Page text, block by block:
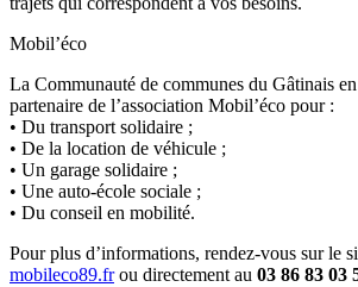
Mobil’éco
La Communauté de communes du Gâtinais
partenaire de l’association Mobil’éco pour :
• Du transport solidaire ;
• De la location de véhicule ;
• Un garage solidaire ;
• Une auto-école sociale ;
• Du conseil en mobilité.
Pour plus d’informations, rendez-vous sur le
mobileco89.frou directement au 03 86 83 03